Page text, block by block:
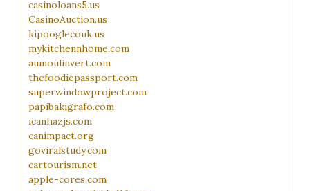
casinoloans5.us
CasinoAuction.us
kipooglecouk.us
mykitchennhome.com
aumoulinvert.com
thefoodiepassport.com
superwindowproject.com
papibakigrafo.com
icanhazjs.com
canimpact.org
goviralstudy.com
cartourism.net
apple-cores.com